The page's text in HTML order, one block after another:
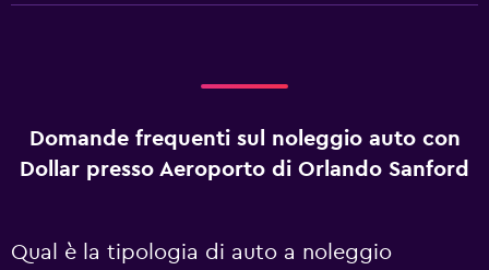
Domande frequenti sul noleggio auto con
Dollar presso Aeroporto di Orlando Sanford
Qual è la tipologia di auto a noleggio